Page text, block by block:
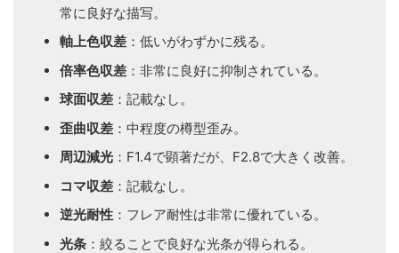
常に良好な描写。
軸上色収差 ：低いがわずかに残る。
倍率色収差 ：非常に良好に抑制されている。
球面収差 ：記載なし。
歪曲収差 ：中程度の樽型歪み。
周辺減光 ：F1.4で顕著だが、F2.8で大きく改善。
コマ収差 ：記載なし。
逆光耐性 ：フレア耐性は非常に優れている。
光条 ：絞ることで良好な光条が得られる。